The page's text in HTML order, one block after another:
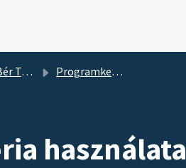
Programkezelés
használata